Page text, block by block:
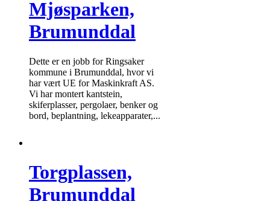
Mjøsparken,
Brumunddal
Dette er en jobb for Ringsaker
kommune i Brumunddal, hvor vi
har vært UE for Maskinkraft AS.
Vi har montert kantstein,
skiferplasser, pergolaer, benker og
bord, beplantning, lekeapparater,...
Torgplassen,
Brumunddal